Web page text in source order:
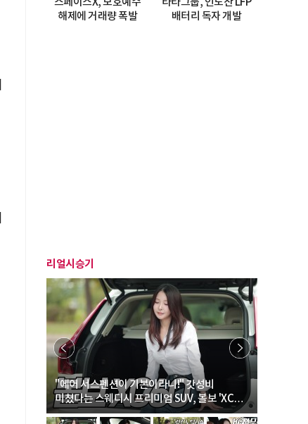
스페이스X, 보호예수
해제에 거래량 폭발
타타그룹, 인도산 LFP
배터리 독자 개발
리얼시승기
"에어 서스펜션이 기본이라니!" 갓성비
미쳤다는 스웨디시 프리미엄 SUV, 볼보 'XC60
B5 울트라'